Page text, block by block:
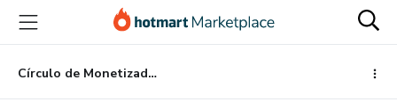
principal
página
de
página
Círculo de Monetizadores